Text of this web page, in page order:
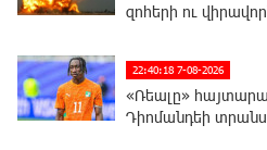
զոհերի ու
22:40:18 7-08-2026
«Ռեալը»
Դիոմանդեի